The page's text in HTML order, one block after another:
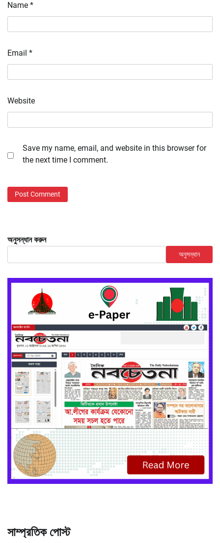
Name *
Email *
Website
Save my name, email, and website in this browser for
the next time I comment.
অনুসন্ধান করুন
অনুসন্ধান
সাম্প্রতিক পোস্ট